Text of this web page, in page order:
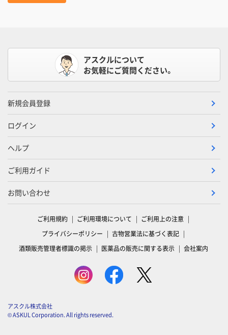
アスクルについて
お気軽にご質問ください。
新規会員登録
ログイン
ヘルプ
ご利用ガイド
お問い合わせ
ご利用規約 ご利用環境について
ご利用上の注意
プライバシーポリシー
古物営業法に基づく表記
酒類販売管理者標識の掲示
医薬品の販売に関する表示 会社案内
アスクル株式会社
© ASKUL Corporation. All rights reserved.